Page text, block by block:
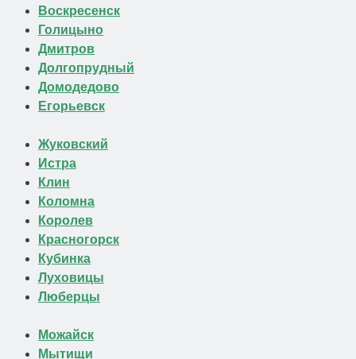
Воскресенск
Голицыно
Дмитров
Долгопрудный
Домодедово
Егорьевск
Жуковский
Истра
Клин
Коломна
Королев
Красногорск
Кубинка
Луховицы
Люберцы
Можайск
Мытищи